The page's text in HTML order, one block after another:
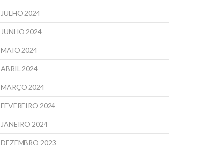
JULHO 2024
JUNHO 2024
MAIO 2024
ABRIL 2024
MARÇO 2024
FEVEREIRO 2024
JANEIRO 2024
DEZEMBRO 2023